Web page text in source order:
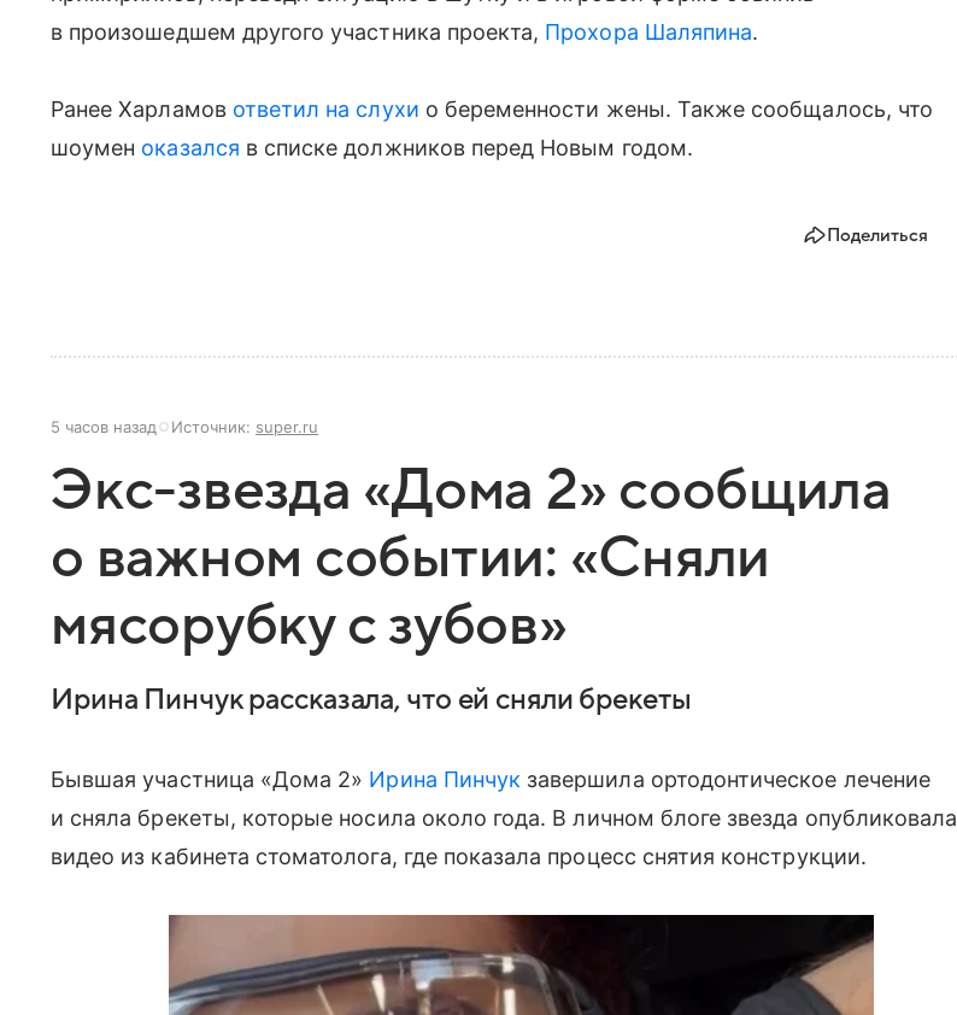
в произошедшем другого участника проекта, Прохора Шаляпина.
Ранее Харламов ответил на слухи о беременности жены. Также сообщалось, что
шоумен оказался в списке должников перед Новым годом.
Поделиться
5 часов назад Источник: super.ru
Экс-звезда «Дома 2» сообщила
о важном событии: «Сняли
мясорубку с зубов»
Ирина Пинчук рассказала, что ей сняли брекеты
Бывшая участница «Дома 2» Ирина Пинчук завершила ортодонтическое лечение
и сняла брекеты, которые носила около года. В личном блоге звезда опубликовала
видео из кабинета стоматолога, где показала процесс снятия конструкции.